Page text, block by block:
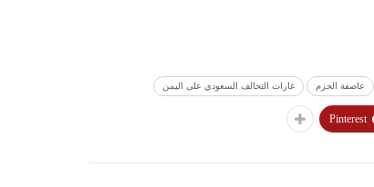
عاصفة الحزم غارات التحالف السعودي على اليمن
Pinterest